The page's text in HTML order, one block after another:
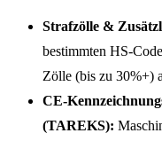
Strafzölle &
bestimmten HS-
Zölle (bis zu 30%+)
CE-
(TAREKS):